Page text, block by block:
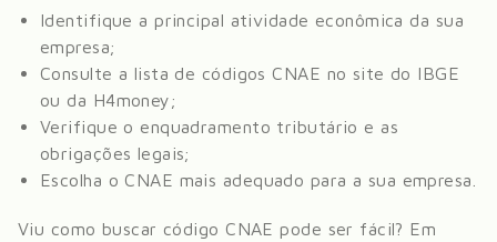
Identifique a principal atividade econômica da sua
empresa;
Consulte a lista de códigos CNAE no site do IBGE
ou da H4money;
Verifique o enquadramento tributário e as
obrigações legais;
Escolha o CNAE mais adequado para a sua empresa.
Viu como buscar código CNAE pode ser fácil? Em